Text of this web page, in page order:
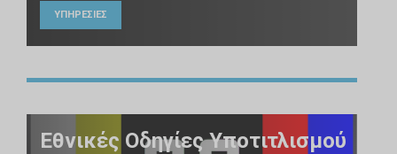
ΥΠΗΡΕΣΙΕΣ
Εθνικές Οδηγίες Υποτιτλισμού